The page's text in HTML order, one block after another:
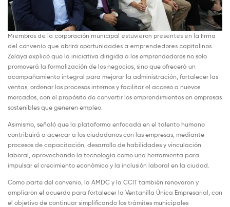
Miembros de la corporación municipal estuvieron presentes en la firma
del convenio que abrirá oportunidades a emprendedores capitalinos.
Zelaya explicó que la iniciativa dirigida a los emprendedores no solo
promoverá la formalización de los negocios, sino que ofrecerá un
acompañamiento integral para mejorar la administración, fortalecer las
ventas, ordenar los procesos internos y facilitar el acceso a nuevos
mercados, con el propósito de convertir los emprendimientos en empresas
sostenibles que generen empleo.
Asimismo, señaló que la plataforma enfocada en el talento humano
contribuirá a acercar a los ciudadanos con las empresas, mediante
procesos de capacitación, desarrollo de habilidades y vinculación
laboral, aprovechando la tecnología como una herramienta para
impulsar el crecimiento económico y la inclusión laboral en la ciudad.
Como parte del convenio, la AMDC y la CCIT también renovaron y
ampliaron el acuerdo para fortalecer la Ventanilla Única Empresarial, con
el objetivo de continuar simplificando los trámites municipales